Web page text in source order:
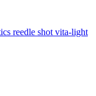
reedle shot vita-light